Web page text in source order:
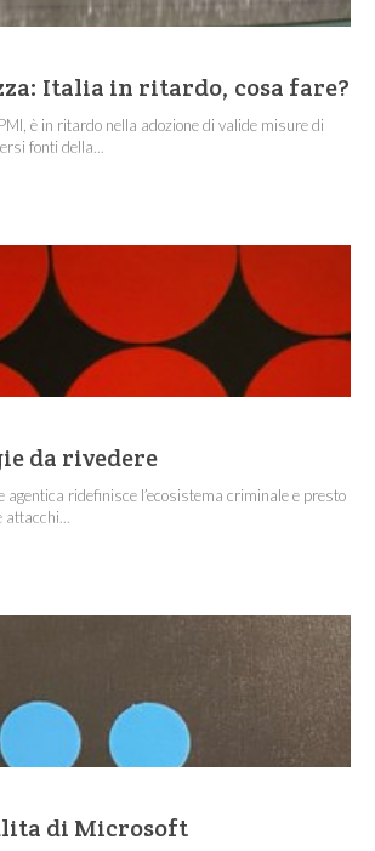
Italia in ritardo, cosa fare?
è in ritardo nella adozione di valide misure di
fonti della...
da rivedere
agentica ridefinisce l’ecosistema criminale e presto
attacchi...
di Microsoft